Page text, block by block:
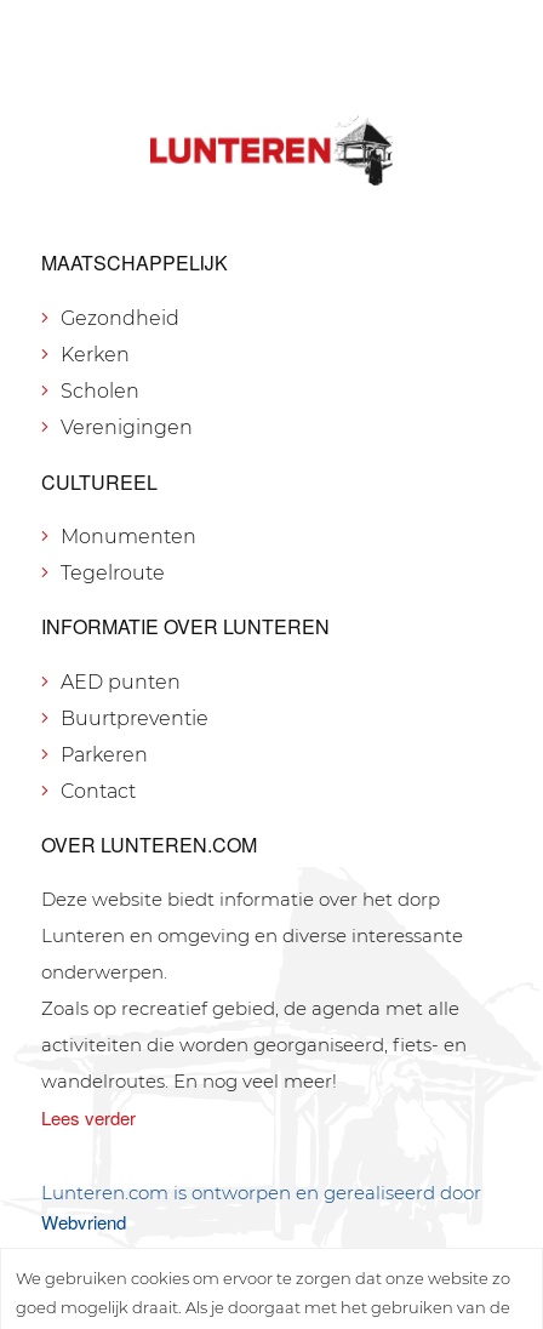
MAATSCHAPPELIJK
Gezondheid
Kerken
Scholen
Verenigingen
CULTUREEL
Monumenten
Tegelroute
INFORMATIE OVER LUNTEREN
AED punten
Buurtpreventie
Parkeren
Contact
OVER LUNTEREN.COM
Deze website biedt informatie over het dorp
Lunteren en omgeving en diverse interessante
onderwerpen.
Zoals op recreatief gebied, de agenda met alle
activiteiten die worden georganiseerd, fiets- en
wandelroutes. En nog veel meer!
Lees verder
Lunteren.com is ontworpen en gerealiseerd door
Webvriend
We gebruiken cookies om ervoor te zorgen dat onze website zo
goed mogelijk draait. Als je doorgaat met het gebruiken van de